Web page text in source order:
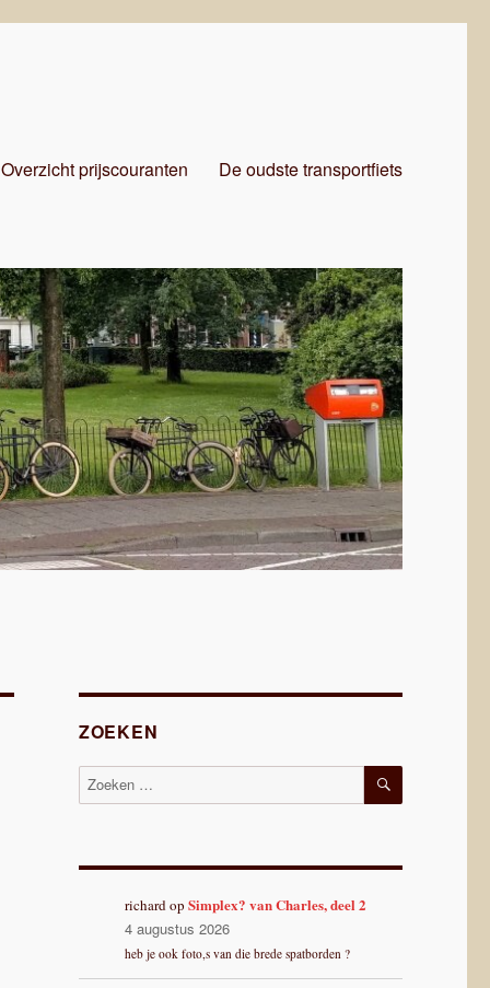
Overzicht prijscouranten De oudste transportfiets
ZOEKEN
Zoeken
naar:
ZOEKEN
richardopSimplex? van Charles, deel 2
4 augustus 2026
heb je ook foto,s van die brede spatborden ?